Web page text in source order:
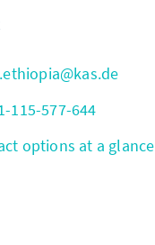
115-577-644
options at a glance